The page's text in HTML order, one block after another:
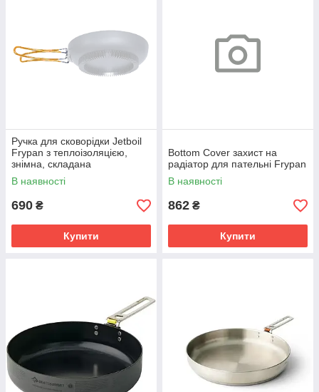
Ручка для сковорідки Jetboil
Frypan з теплоізоляцією,
знімна, складана
В наявності
690 ₴
Купити
Bottom Cover захист на
радіатор для пательні Frypan
В наявності
862 ₴
Купити